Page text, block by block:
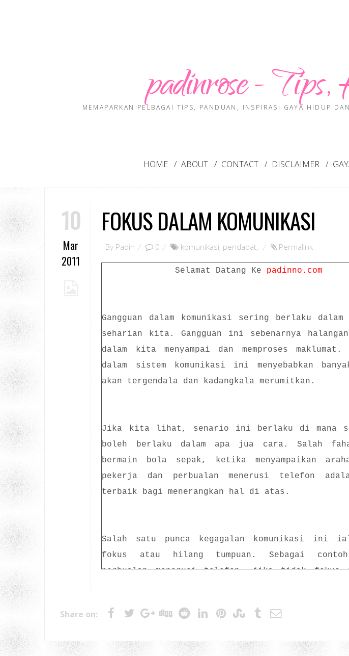
padinrose - Tips,
MEMAPARKAN PELBAGAI TIPS, PANDUAN, INSPIRASI GAYA HIDUP
HOME ABOUT CONTACT DISCLAIMER
10
Mar
2011
FOKUS DALAM KOMUNIKASI
By Padin 0 komunikasi, pendapat, Permalink
Selamat Datang Ke padinno.com
Gangguan dalam komunikasi sering berlaku dalam
seharian kita. Gangguan ini sebenarnya
dalam kita menyampai dan memproses maklumat.
dalam sistem komunikasi ini menyebabkan
akan tergendala dan kadangkala merumitkan.
Jika kita lihat, senario ini berlaku di mana
boleh berlaku dalam apa jua cara. Salah
bermain bola sepak, ketika menyampaikan
pekerja dan perbualan menerusi telefon
terbaik bagi menerangkan hal di atas.
Salah satu punca kegagalan komunikasi ini
fokus atau hilang tumpuan. Sebagai
perbualan menerusi telefon, jika tidak fokus
untuk fokus dengan isyarat rakan sepasukan akan
Share on: